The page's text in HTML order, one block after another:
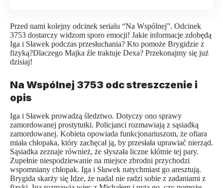
Przed nami kolejny odcinek serialu “Na Wspólnej”. Odcinek
3753 dostarczy widzom sporo emocji! Jakie informacje zdobędą
Iga i Sławek podczas przesłuchania? Kto pomoże Brygidzie z
fizyką?Dlaczego Majka źle traktuje Dexa? Przekonajmy się już
dzisiaj!
Na Wspólnej 3753 odc streszczenie i
opis
Iga i Sławek prowadzą śledztwo. Dotyczy ono sprawy
zamordowanej prostytutki. Policjanci rozmawiają z sąsiadką
zamordowanej. Kobieta opowiada funkcjonariuszom, że ofiara
miała chłopaka, który zachęcał ją, by przesłała uprawiać nierząd.
Sąsiadka zeznaje również, że słyszała liczne kłótnie tej pary.
Zupełnie niespodziewanie na miejsce zbrodni przychodzi
wspomniany chłopak. Iga i Sławek natychmiast go aresztują.
Brygida skarży się Idze, że nadal nie radzi sobie z zadaniami z